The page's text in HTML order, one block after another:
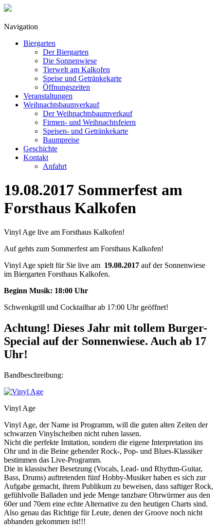
Navigation
Biergarten
Der Biergarten
Die Sonnenwiese
Tierwelt am Kalkofen
Speise und Getränkekarte
Öffnungszeiten
Veranstaltungen
Weihnachtsbaumverkauf
Der Weihnachtsbaumverkauf
Firmen- und Weihnachtsfeiern
Speisen- und Getränkekarte
Baumpreise
Geschichte
Kontakt
Anfahrt
19.08.2017 Sommerfest am
Forsthaus Kalkofen
Vinyl Age live am Forsthaus Kalkofen!
Auf gehts zum Sommerfest am Forsthaus Kalkofen!
Vinyl Age spielt für Sie live am 19.08.2017 auf der Sonnenwiese
im Biergarten Forsthaus Kalkofen.
Beginn Musik: 18:00 Uhr
Schwenkgrill und Cocktailbar ab 17:00 Uhr geöffnet!
Achtung! Dieses Jahr mit tollem Burger-
Special auf der Sonnenwiese. Auch ab 17
Uhr!
Bandbeschreibung:
Vinyl Age
Vinyl Age, der Name ist Programm, will die guten alten Zeiten der
schwarzen Vinylscheiben nicht ruhen lassen.
Nicht die perfekte Imitation, sondern die eigene Interpretation ins
Ohr und in die Beine gehender Rock-, Pop- und Blues-Klassiker
bestimmen das Live-Programm.
Die in klassischer Besetzung (Vocals, Lead- und Rhythm-Guitar,
Bass, Drums) auftretenden fünf Hobby-Musiker haben es sich zur
Aufgabe gemacht, ihrem Publikum zu beweisen, dass saftiger Rock,
gefühlvolle Balladen und jede Menge tanzbare Ohrwürmer aus den
60er und 70ern eine echte Alternative zu den heutigen Charts sind.
Also genau das Richtige für Leute, denen der Groove noch nicht
abhanden gekommen ist!!!